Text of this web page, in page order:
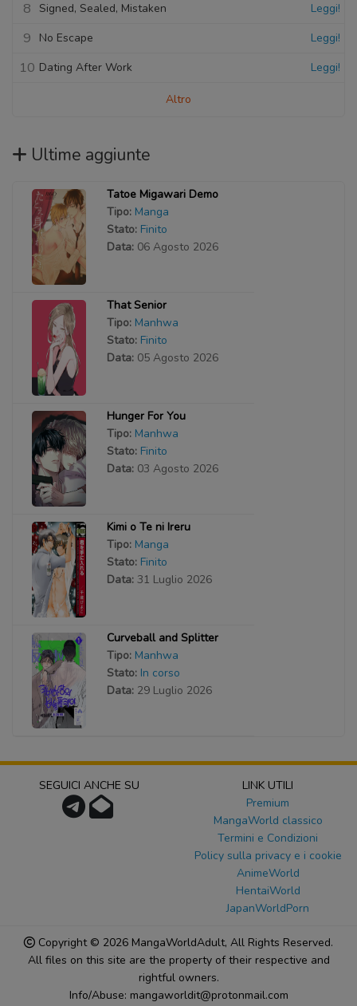
8 Signed, Sealed, Mistaken Leggi!
9 No Escape Leggi!
10 Dating After Work Leggi!
Altro
Ultime aggiunte
Tatoe Migawari Demo
Tipo: Manga
Stato: Finito
Data: 06 Agosto 2026
That Senior
Tipo: Manhwa
Stato: Finito
Data: 05 Agosto 2026
Hunger For You
Tipo: Manhwa
Stato: Finito
Data: 03 Agosto 2026
Kimi o Te ni Ireru
Tipo: Manga
Stato: Finito
Data: 31 Luglio 2026
Curveball and Splitter
Tipo: Manhwa
Stato: In corso
Data: 29 Luglio 2026
SEGUICI ANCHE SU
LINK UTILI
Premium
MangaWorld classico
Termini e Condizioni
Policy sulla privacy e i cookie
AnimeWorld
HentaiWorld
JapanWorldPorn
Copyright © 2026 MangaWorldAdult, All Rights Reserved.
All files on this site are the property of their respective and
rightful owners.
Info/Abuse: mangaworldit@protonmail.com